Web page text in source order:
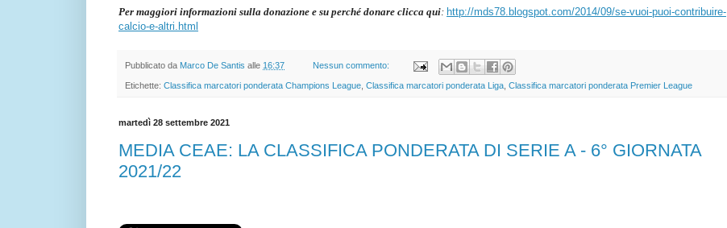
Per maggiori informazioni sulla donazione e su perché donare clicca qui: http://mds78.blogspot.com/2014/09/se-vuoi-puoi-contribuire-
calcio-e-altri.html
Pubblicato da Marco De Santis alle 16:37 Nessun commento:
Etichette: Classifica marcatori ponderata Champions League Classifica marcatori ponderata Liga Classifica marcatori ponderata Premier League
martedì 28 settembre 2021
MEDIA CEAE: LA CLASSIFICA PONDERATA DI SERIE A - 6° GIORNATA
2021/22